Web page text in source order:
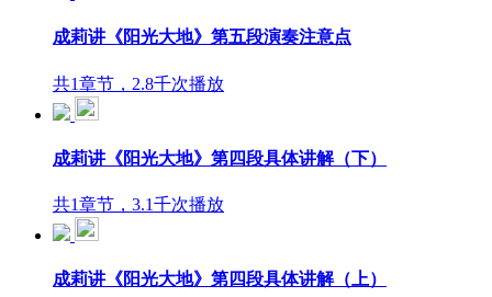
成莉讲《阳光大地》第五段演奏注意点
共1章节，2.8千次播放
成莉讲《阳光大地》第四段具体讲解（下）
共1章节，3.1千次播放
成莉讲《阳光大地》第四段具体讲解（上）